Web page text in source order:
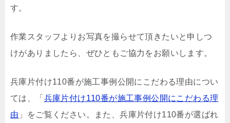
す。
作業スタッフよりお写真を撮らせて頂きたいと申しつ
けがありましたら、ぜひともご協力をお願いします。
兵庫片付け110番が施工事例公開にこだわる理由につい
ては、「 兵庫片付け110番が施工事例公開にこだわる理
由 」をご覧ください。また、兵庫片付け110番が選ばれ